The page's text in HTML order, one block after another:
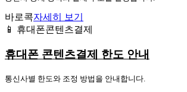
바로콕자세히 보기
📱 휴대폰콘텐츠결제
휴대폰 콘텐츠결제 한도 안내
통신사별 한도와 조정 방법을 안내합니다.